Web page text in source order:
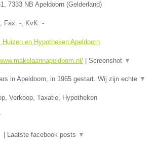
, 7333 NB Apeldoorn (Gelderland)
, Fax: -, KvK: -
Huizen en Hypotheken Apeldoorn
Screenshot ▼
in Apeldoorn, in 1965 gestart. Wij zijn echte ▼
Verkoop, Taxatie, Hypotheken
Laatste facebook posts ▼